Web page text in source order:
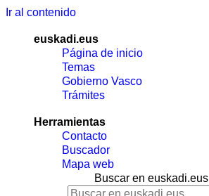
Ir al contenido
euskadi.eus
Página de inicio
Temas
Gobierno Vasco
Trámites
Herramientas
Contacto
Buscador
Mapa web
Buscar en euskadi.eus